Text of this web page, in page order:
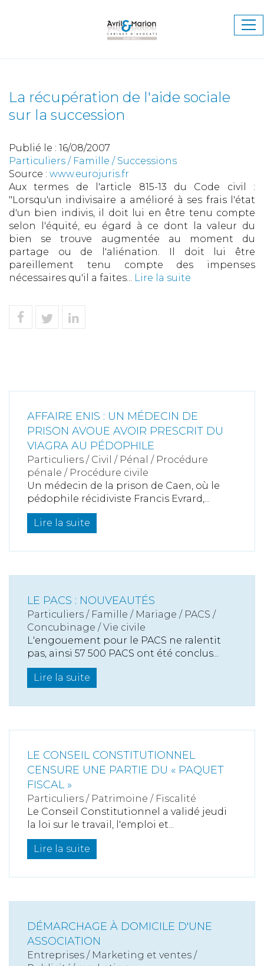
La récupération de l'aide sociale
sur la succession
Publié le : 16/08/2007
Particuliers / Famille / Successions
Source : www.eurojuris.fr
Aux termes de l'article 815-13 du Code civil :
"Lorsqu'un indivisaire a amélioré à ses frais l'état
d'un bien indivis, il doit lui en être tenu compte
selon l'équité, eu égard à ce dont la valeur du
bien se trouve augmentée au moment du
partage ou de l'aliénation. Il doit lui être
pareillement tenu compte des impenses
nécessaires qu'il a faites... Lire la suite
AFFAIRE ENIS : UN MÉDECIN DE
PRISON AVOUE AVOIR PRESCRIT DU
VIAGRA AU PÉDOPHILE
Particuliers / Civil / Pénal / Procédure
pénale / Procédure civile
Un médecin de la prison de Caen, où le
pédophile récidiviste Francis Evrard,...
Lire la suite
LE PACS : NOUVEAUTÉS
Particuliers / Famille / Mariage / PACS /
Concubinage / Vie civile
L'engouement pour le PACS ne ralentit
pas, ainsi 57 500 PACS ont été conclus...
Lire la suite
LE CONSEIL CONSTITUTIONNEL
CENSURE UNE PARTIE DU « PAQUET
FISCAL »
Particuliers / Patrimoine / Fiscalité
Le Conseil Constitutionnel a validé jeudi
la loi sur le travail, l'emploi et...
Lire la suite
DÉMARCHAGE À DOMICILE D'UNE
ASSOCIATION
Entreprises / Marketing et ventes /